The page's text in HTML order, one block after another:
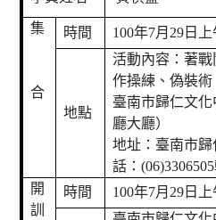
集
合
時間 100年7月 29日上
地點
活動內容：著
作操練、偽裝術
臺南市歸仁文
廳大廳）
地址：臺南市
話： (06)3306505
開
訓
時間 100年7月 29日上